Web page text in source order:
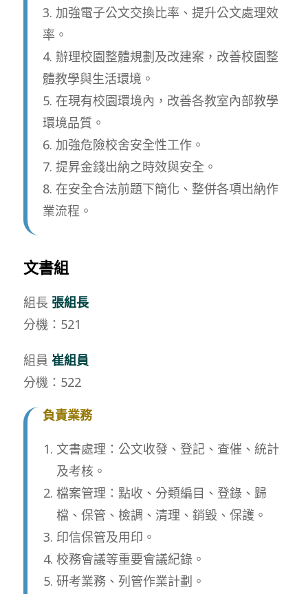
3. 加強電子公文交換比率、提升公文處理效
率。
4. 辦理校園整體規劃及改建案，改善校園整
體教學與生活環境。
5. 在現有校園環境內，改善各教室內部教學
環境品質。
6. 加強危險校舍安全性工作。
7. 提昇金錢出納之時效與安全。
8. 在安全合法前題下簡化、整併各項出納作
業流程。
文書組
組長 張組長
分機：521
組員 崔組員
分機：522
負責業務
文書處理：公文收發、登記、查催、統計
及考核。
檔案管理：點收、分類編目、登錄、歸
檔、保管、檢調、清理、銷毀、保護。
印信保管及用印。
校務會議等重要會議紀錄。
研考業務、列管作業計劃。